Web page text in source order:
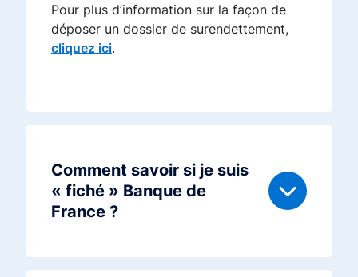
Pour plus d’information sur la façon de
déposer un dossier de surendettement,
cliquez ici.
Comment savoir si je suis
« fiché » Banque de
France ?